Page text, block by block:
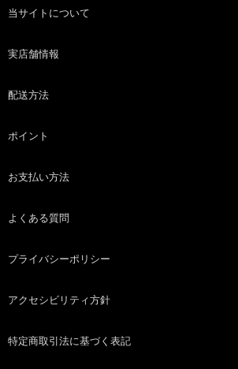
当サイトについて
実店舗情報
配送方法
ポイント
お支払い方法
よくある質問
プライバシーポリシー
アクセシビリティ方針
特定商取引法に基づく表記